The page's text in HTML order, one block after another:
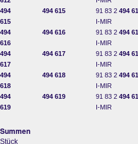
494
615
494 615 91 83 2 494
I-MIR
494
616
494 616 91 83 2 494
I-MIR
494
617
494 617 91 83 2 494
I-MIR
494
618
494 618 91 83 2 494
I-MIR
494
619
494 619 91 83 2 494
I-MIR
Summen
Stück